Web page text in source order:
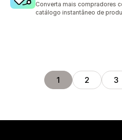
Converta mais compradores
catálogo instantâneo de
1 2 3